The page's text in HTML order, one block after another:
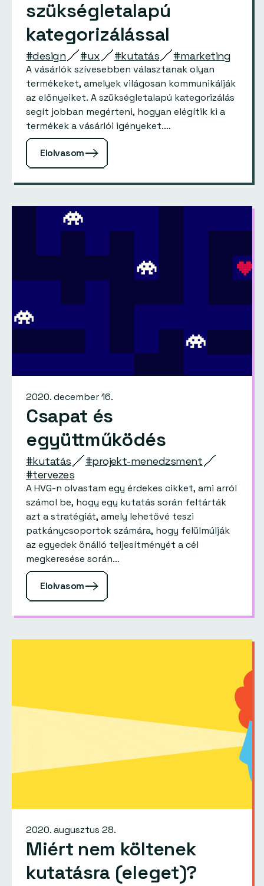
szükségletalapú
kategorizálással
#design #ux #kutatás #marketing
A vásárlók szívesebben választanak olyan
termékeket, amelyek világosan kommunikálják
az előnyeiket. A szükségletalapú kategorizálás
segít jobban megérteni, hogyan elégítik ki a
termékek a vásárlói igényeket.…
Elolvasom
2020. december 16.
Csapat és
együttműködés
#kutatás
#projekt-menedzsment
#tervezes
A HVG-n olvastam egy érdekes cikket, ami arról
számol be, hogy egy kutatás során feltárták
azt a stratégiát, amely lehetővé teszi
patkánycsoportok számára, hogy felülmúlják
az egyedek önálló teljesítményét a cél
megkeresése során…
Elolvasom
2020. augusztus 28.
Miért nem költenek
kutatásra (eleget)?